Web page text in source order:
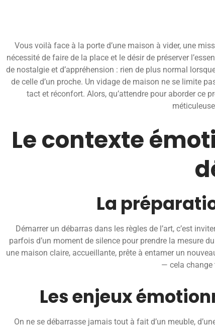
Vous voilà face à la porte d’une maison à vider, une
nécessité de faire de la place et le désir de préserver
de nostalgie et d’appréhension : rien de plus normal
de celle d’un proche. Un vidage de maison ne se limite
tact et réconfort. Alors, qu’attendre pour aborder ce
Le contexte
La
Démarrer un débarras dans les règles de l’art, c’est
parfois d’un moment de silence pour prendre la mesure
une maison claire, accueillante, prête à entamer un
— cela change
Les enjeux
On ne se débarrasse jamais tout à fait d’un meuble,